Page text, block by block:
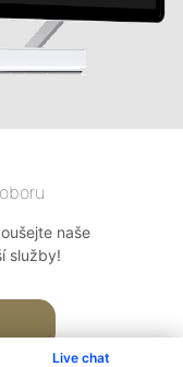
Live chat
naše
služby!